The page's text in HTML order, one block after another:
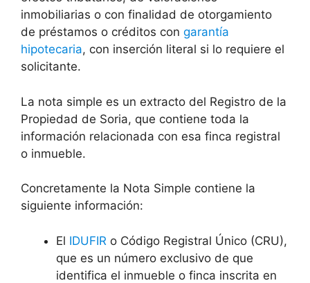
inmobiliarias o con finalidad de otorgamiento
de préstamos o créditos con garantía
hipotecaria, con inserción literal si lo requiere el
solicitante.
La nota simple es un extracto del Registro de la
Propiedad de Soria, que contiene toda la
información relacionada con esa finca registral
o inmueble.
Concretamente la Nota Simple contiene la
siguiente información:
El IDUFIR o Código Registral Único (CRU),
que es un número exclusivo de que
identifica el inmueble o finca inscrita en